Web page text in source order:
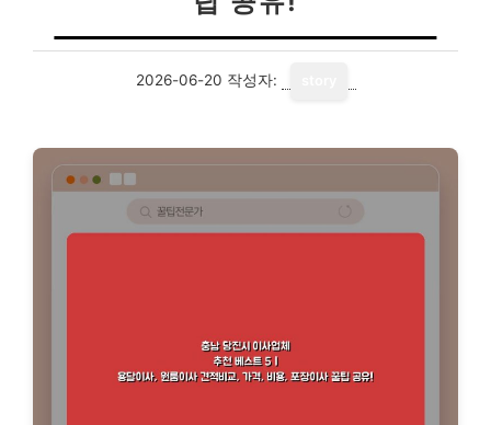
2026-06-20 작성자: